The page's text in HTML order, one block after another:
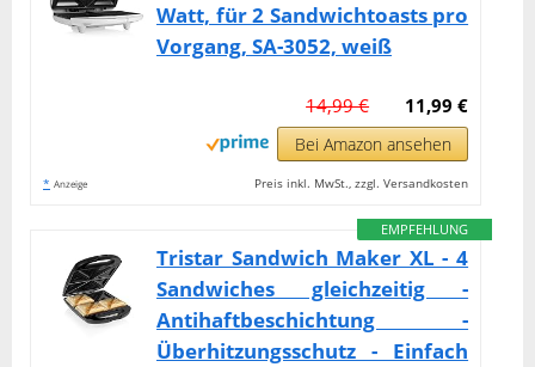
Watt, für 2 Sandwichtoasts pro
Vorgang, SA-3052, weiß
11,99 €
14,99 €
Bei Amazon ansehen
* Anzeige Preis inkl. MwSt., zzgl. Versandkosten
EMPFEHLUNG
Tristar Sandwich Maker XL - 4
Sandwiches gleichzeitig -
Antihaftbeschichtung -
Überhitzungsschutz - Einfach